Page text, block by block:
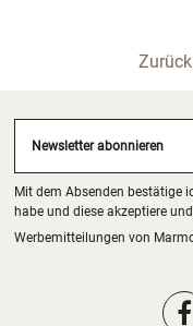
Newsletter abonnieren
Mit dem Absenden bestätige
habe und diese akzeptiere
Werbemitteilungen von